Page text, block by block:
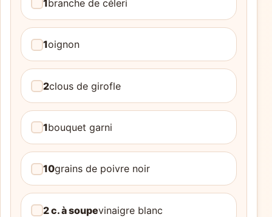
1branche de céleri
1oignon
2clous de girofle
1bouquet garni
10grains de poivre noir
2 c. à soupevinaigre blanc